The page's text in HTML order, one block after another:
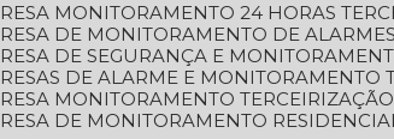
MONITORAMENTO 24 HORAS
DE MONITORAMENTO DE
DE SEGURANÇA E
DE ALARME E MONITORAMENTO
MONITORAMENTO TERCEIRIZAÇÃO
DE MONITORAMENTO